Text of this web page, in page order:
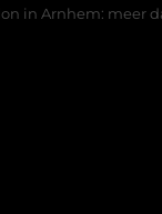
dan alleen een